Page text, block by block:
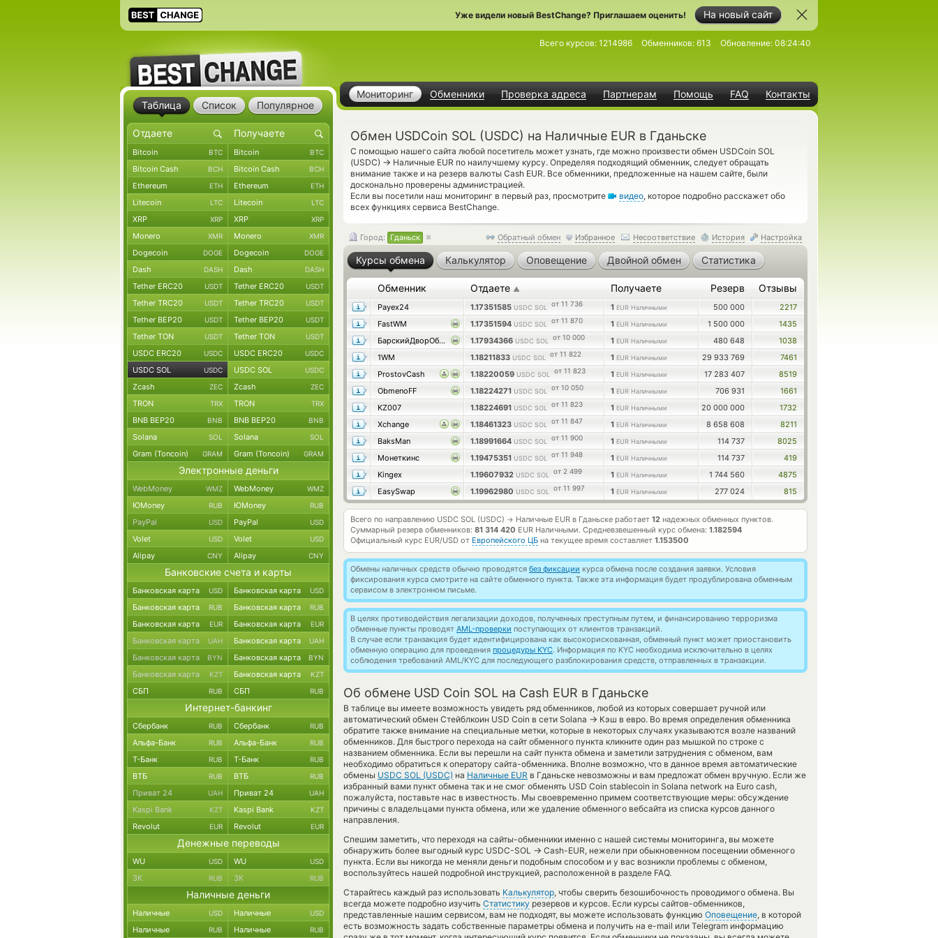
На новый сайт
Уже видели новый BestChange? Приглашаем оценить!
Мониторинг Обменники Проверка адреса Партнерам Помощь FAQ Контакты
Всего курсов: 1214986 Обменников: 613 Обновление: 08:24:40
Обмен USDCoin SOL (USDC) на Наличные EUR в Гданьске
С помощью нашего сайта любой посетитель может узнать, где можно произвести обмен USDCoin SOL
(USDC) → Наличные EUR по наилучшему курсу. Определяя подходящий обменник, следует обращать
внимание также и на резерв валюты Cash EUR. Все обменники, предложенные на нашем сайте, были
досконально проверены администрацией.
Если вы посетили наш мониторинг в первый раз, просмотрите
видео, которое подробно расскажет обо
всех функциях сервиса BestChange.
Обратный обмен Избранное Несоответствие История Настройка
Город: Гданьск
Курсы обмена Калькулятор Оповещение Двойной обмен Статистика
Обменник Отдаете ▲ Получаете Резерв Отзывы
Payex24 1.17351585 USDC SOL от 11 736 1 EUR Наличными 500 000
2217
FastWM
1.17351594 USDC SOL от 11 870 1 EUR Наличными 1 500 000
1435
БарскийДворОбмен
1.17934366 USDC SOL от 10 000 1 EUR Наличными 480 648
1038
1WM
1.18211833 USDC SOL от 11 822 1 EUR Наличными 29 933 769
7461
ProstovCash
1.18220059 USDC SOL от 11 823 1 EUR Наличными 17 283 407
8519
ObmenoFF
1.18224271 USDC SOL от 10 050 1 EUR Наличными 706 931
1661
KZ007
1.18224691 USDC SOL от 11 823 1 EUR Наличными 20 000 000
1732
Xchange
1.18461323 USDC SOL от 11 847 1 EUR Наличными 8 658 608
8211
BaksMan
1.18991664 USDC SOL от 11 900 1 EUR Наличными 114 737
8025
Монеткинс
1.19475351 USDC SOL от 11 948 1 EUR Наличными 114 737
419
Kingex
1.19607932 USDC SOL от 2 499 1 EUR Наличными 1 744 560
4875
EasySwap
1.19962980 USDC SOL от 11 997 1 EUR Наличными 277 024 815
Всего по направлению USDC SOL (USDC) → Наличные EUR в Гданьске работает 12 надежных обменных пунктов.
Суммарный резерв обменников: 81 314 420 EUR Наличными. Средневзвешенный курс обмена: 1.182594
Официальный курс EUR/USD от Европейского ЦБ на текущее время составляет 1.153500
Обмены наличных средств обычно проводятся без фиксации курса обмена после создания заявки. Условия
фиксирования курса смотрите на сайте обменного пункта. Также эта информация будет продублирована обменным
сервисом в электронном письме.
В целях противодействия легализации доходов, полученных преступным путем, и финансированию терроризма
обменные пункты проводят AML-проверки поступающих от клиентов транзакций.
В случае если транзакция будет идентифицирована как высокорискованная, обменный пункт может приостановить
обменную операцию для проведения процедуры KYC. Информация по KYC необходима исключительно в целях
соблюдения требований AML/KYC для последующего разблокирования средств, отправленных в транзакции.
Об обмене USD Coin SOL на Cash EUR в Гданьске
В таблице вы имеете возможность увидеть ряд обменников, любой из которых совершает ручной или
автоматический обмен Стейблкоин USD Coin в сети Solana → Кэш в евро. Во время определения обменника
обратите также внимание на специальные метки, которые в некоторых случаях указываются возле названий
обменников. Для быстрого перехода на сайт обменного пункта кликните один раз мышкой по строке с
названием обменника. Если вы перешли на сайт пункта обмена и заметили затруднения с обменом, вам
необходимо обратиться к оператору сайта-обменника. Вполне возможно, что в данное время автоматические
обмены USDC SOL (USDC) на Наличные EUR в Гданьске невозможны и вам предложат обмен вручную. Если же
избранный вами пункт обмена так и не смог обменять USD Coin stablecoin in Solana network на Euro cash,
пожалуйста, поставьте нас в известность. Мы своевременно примем соответствующие меры: обсуждение
причины с владельцами пункта обмена, или же удаление обменного вебсайта из списка курсов данного
направления.
Спешим заметить, что переходя на сайты-обменники именно с нашей системы мониторинга, вы можете
обнаружить более выгодный курс USDC-SOL → Cash-EUR, нежели при обыкновенном посещении обменного
пункта. Если вы никогда не меняли деньги подобным способом и у вас возникли проблемы с обменом,
воспользуйтесь нашей подробной инструкцией, расположенной в разделе FAQ.
Старайтесь каждый раз использовать Калькулятор, чтобы сверить безошибочность проводимого обмена. Вы
всегда можете подробно изучить Статистику резервов и курсов. Если курсы сайтов-обменников,
представленные нашим сервисом, вам не подходят, вы можете использовать функцию Оповещение, в которой
есть возможность задать собственные параметры обмена и получить на e-mail или Telegram информацию
Таблица Список Популярное
Bitcoin BTC Bitcoin BTC
Bitcoin Cash BCH Bitcoin Cash BCH
Ethereum ETH Ethereum ETH
Litecoin LTC Litecoin LTC
XRP XRP XRP XRP
Monero XMR Monero XMR
Dogecoin DOGE Dogecoin DOGE
Dash DASH Dash DASH
Tether ERC20 USDT Tether ERC20 USDT
Tether TRC20 USDT Tether TRC20 USDT
Tether BEP20 USDT Tether BEP20 USDT
Tether TON USDT Tether TON USDT
USDC ERC20 USDC USDC ERC20 USDC
USDC SOL USDC USDC SOL USDC
Zcash ZEC Zcash ZEC
TRON TRX TRON TRX
BNB BEP20 BNB BNB BEP20 BNB
Solana SOL Solana SOL
Gram (Toncoin) GRAM Gram (Toncoin) GRAM
Электронные деньги
WebMoney WMZ WebMoney WMZ
ЮMoney RUB ЮMoney RUB
PayPal USD PayPal USD
Volet USD Volet USD
Alipay CNY Alipay CNY
Банковские счета и карты
Банковская карта USD Банковская карта USD
Банковская карта RUB Банковская карта RUB
Банковская карта EUR Банковская карта EUR
Банковская карта UAH Банковская карта UAH
Банковская карта BYN Банковская карта BYN
Банковская карта KZT Банковская карта KZT
СБП RUB СБП RUB
Интернет-банкинг
Сбербанк RUB Сбербанк RUB
Альфа-Банк RUB Альфа-Банк RUB
Т-Банк RUB Т-Банк RUB
ВТБ RUB ВТБ RUB
Приват 24 UAH Приват 24 UAH
Kaspi Bank KZT Kaspi Bank KZT
Revolut EUR Revolut EUR
Денежные переводы
WU USD WU USD
ЗК RUB ЗК RUB
Наличные деньги
Наличные USD Наличные USD
Наличные RUB Наличные RUB